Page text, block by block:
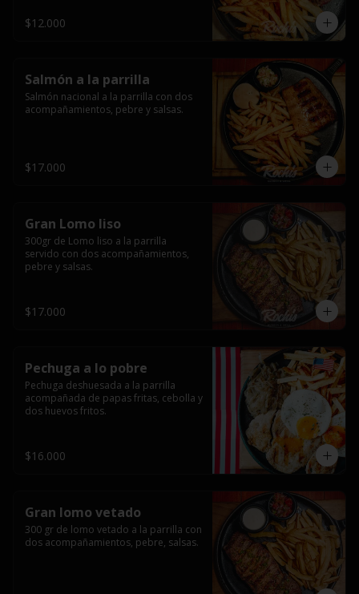
$12.000
Salmón a la parrilla
Salmón nacional a la parrilla con dos
acompañamientos, pebre y salsas.
$17.000
Gran Lomo liso
300gr de Lomo liso a la parrilla
servido con dos acompañamientos,
pebre y salsas.
$17.000
Pechuga a lo pobre
Pechuga deshuesada a la parrilla
acompañada de papas fritas, cebolla y
dos huevos fritos.
$16.000
Gran lomo vetado
300 gr de lomo vetado a la parrilla con
dos acompañamientos, pebre, salsas.